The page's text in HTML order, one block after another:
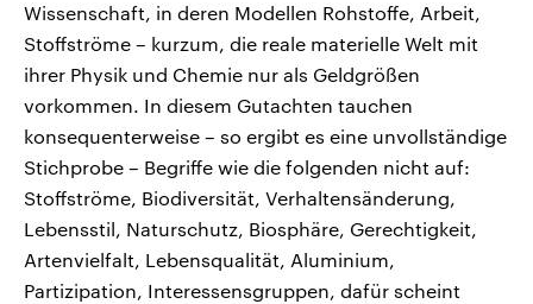
Wissenschaft, in deren Modellen Rohstoffe, Arbeit,
Stoffströme – kurzum, die reale materielle Welt mit
ihrer Physik und Chemie nur als Geldgrößen
vorkommen. In diesem Gutachten tauchen
konsequenterweise – so ergibt es eine unvollständige
Stichprobe – Begriffe wie die folgenden nicht auf:
Stoffströme, Biodiversität, Verhaltensänderung,
Lebensstil, Naturschutz, Biosphäre, Gerechtigkeit,
Artenvielfalt, Lebensqualität, Aluminium,
Partizipation, Interessensgruppen, dafür scheint